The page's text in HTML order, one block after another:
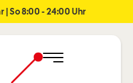
| So 8:00 - 24:00 Uhr